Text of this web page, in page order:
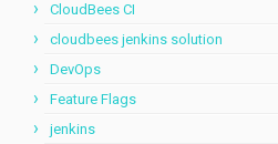
CloudBees CI
cloudbees jenkins solution
DevOps
Feature Flags
jenkins